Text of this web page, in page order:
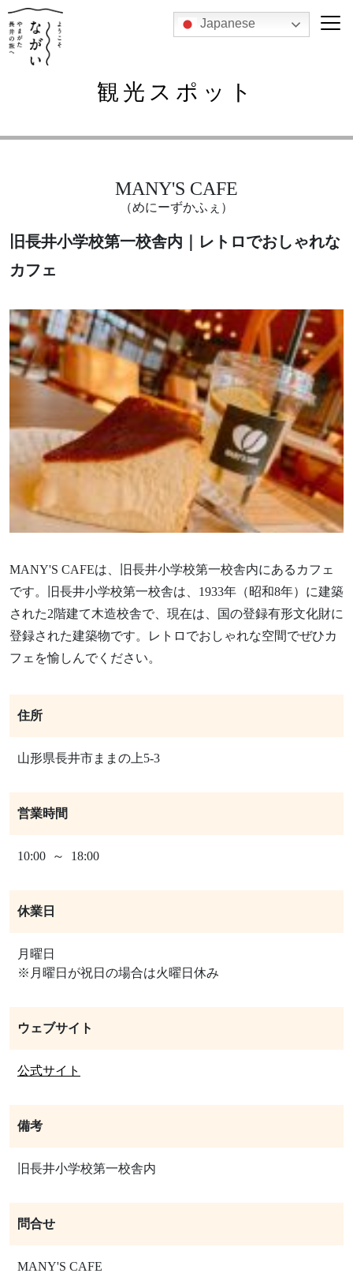
Japanese
観光スポット
MANY'S CAFE
（めにーずかふぇ）
旧長井小学校第一校舎内｜レトロでおしゃれな
カフェ
MANY'S CAFEは、旧長井小学校第一校舎内にあるカフェ
です。旧長井小学校第一校舎は、1933年（昭和8年）に建築
された2階建て木造校舎で、現在は、国の登録有形文化財に
登録された建築物です。レトロでおしゃれな空間でぜひカ
フェを愉しんでください。
住所
山形県長井市ままの上5-3
営業時間
10:00 ～ 18:00
休業日
月曜日
※月曜日が祝日の場合は火曜日休み
ウェブサイト
公式サイト
備考
旧長井小学校第一校舎内
問合せ
MANY'S CAFE